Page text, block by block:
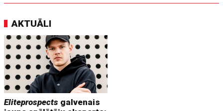
AKTUĀLI
Eliteprospects galvenais